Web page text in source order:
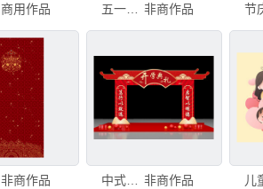
商用作品 五一劳动节庆祝海报 非商作品
非商作品 中式节庆拱门 非商作品